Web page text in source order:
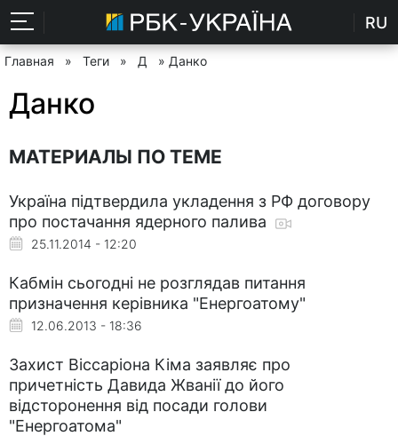
RU
Главная » Теги » Д » Данко
Данко
МАТЕРИАЛЫ ПО ТЕМЕ
Україна підтвердила укладення з РФ договору
про постачання ядерного палива
25.11.2014 - 12:20
Кабмін сьогодні не розглядав питання
призначення керівника "Енергоатому"
12.06.2013 - 18:36
Захист Віссаріона Кіма заявляє про
причетність Давида Жванії до його
відсторонення від посади голови
"Енергоатома"